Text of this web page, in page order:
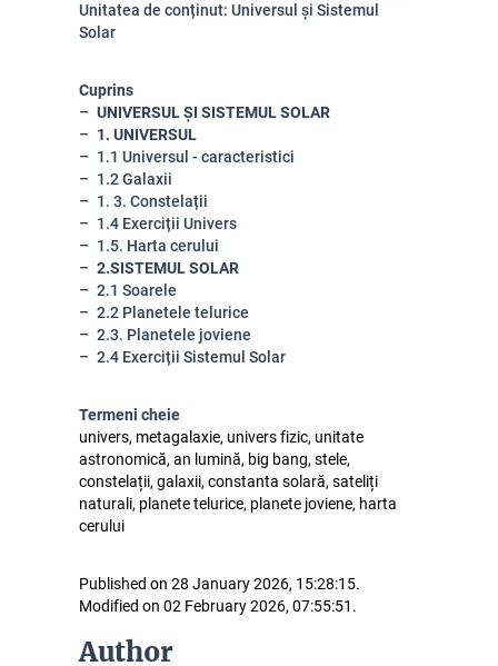
Unitatea de conținut: Universul și Sistemul
Solar
Cuprins
UNIVERSUL ȘI SISTEMUL SOLAR
1. UNIVERSUL
1.1 Universul - caracteristici
1.2 Galaxii
1. 3. Constelații
1.4 Exerciții Univers
1.5. Harta cerului
2.SISTEMUL SOLAR
2.1 Soarele
2.2 Planetele telurice
2.3. Planetele joviene
2.4 Exerciții Sistemul Solar
Termeni cheie
univers, metagalaxie, univers fizic, unitate
astronomică, an lumină, big bang, stele,
constelații, galaxii, constanta solară, sateliți
naturali, planete telurice, planete joviene, harta
cerului
Published on 28 January 2026, 15:28:15.
Modified on 02 February 2026, 07:55:51.
Author